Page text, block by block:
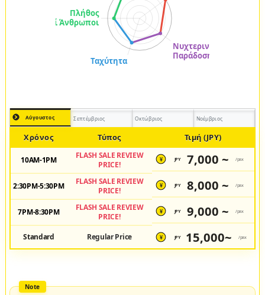
Αύγουστος Σεπτέμβριος Οκτώβριος Νοέμβριος
Χρόνος Τύπος Τιμή (JPY)
10AM-1PM
FLASH SALE REVIEW
PRICE!
¥ JPY 7,000 ~ /pax
2:30PM-5:30PM
FLASH SALE REVIEW
PRICE!
¥ JPY 8,000 ~ /pax
7PM-8:30PM
FLASH SALE REVIEW
PRICE!
¥ JPY 9,000 ~ /pax
Standard Regular Price ¥ JPY 15,000~ /pax